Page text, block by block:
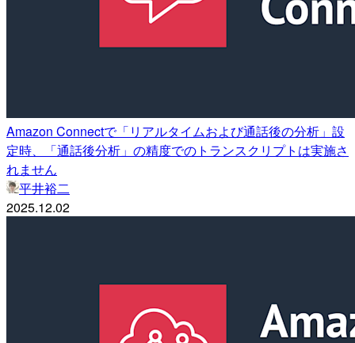
Amazon Connectで「リアルタイムおよび通話後の分析」設
定時、「通話後分析」の精度でのトランスクリプトは実施さ
れません
平井裕二
2025.12.02